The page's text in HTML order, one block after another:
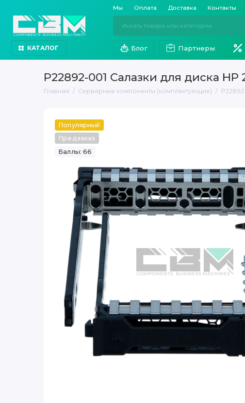
Мы Оплата Доставка Контакты
КАТАЛОГ Блог Партнеры
P22892-001 Салазки для диска HP
Главная Серверные компоненты (комплектующие)
Популярный
Предзаказ
Баллы: 66